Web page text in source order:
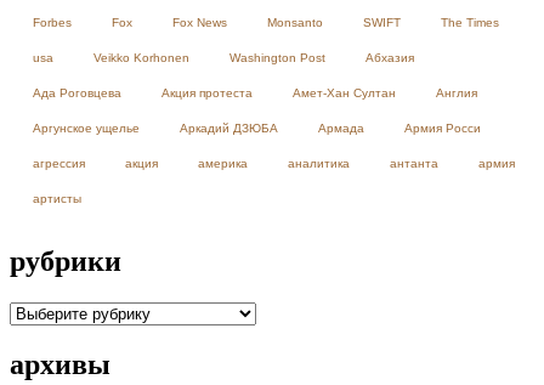
Forbes Fox Fox News Monsanto SWIFT The Times
usa Veikko Korhonen Washington Post Абхазия
Ада Роговцева Акция протеста Амет-Хан Султан Англия
Аргунское ущелье Аркадий ДЗЮБА Армада Армия Росси
агрессия акция америка аналитика антанта армия
артисты
рубрики
рубрики
архивы